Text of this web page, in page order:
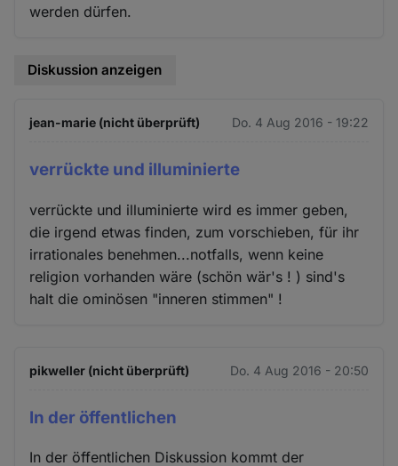
werden dürfen.
Diskussion anzeigen
jean-marie (nicht überprüft) Do. 4 Aug 2016 - 19:22
verrückte und illuminierte
verrückte und illuminierte wird es immer geben,
die irgend etwas finden, zum vorschieben, für ihr
irrationales benehmen...notfalls, wenn keine
religion vorhanden wäre (schön wär's ! ) sind's
halt die ominösen "inneren stimmen" !
pikweller (nicht überprüft) Do. 4 Aug 2016 - 20:50
In der öffentlichen
In der öffentlichen Diskussion kommt der